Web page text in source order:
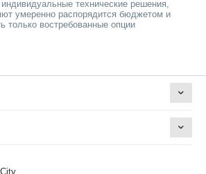
технические решения,
умеренно распорядится бюджетом и
только востребованные опции